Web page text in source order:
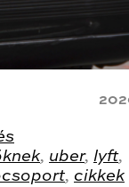
, uber, lyft,
, cikkek